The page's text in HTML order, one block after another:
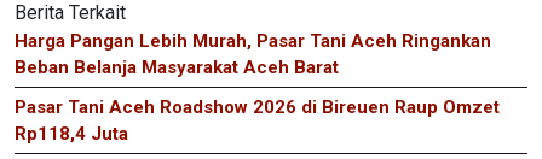
Berita Terkait
Harga Pangan Lebih Murah, Pasar Tani Aceh Ringankan
Beban Belanja Masyarakat Aceh Barat
Pasar Tani Aceh Roadshow 2026 di Bireuen Raup Omzet
Rp118,4 Juta